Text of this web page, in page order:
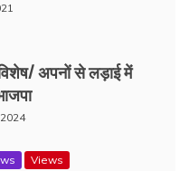
अपनों से लड़ाई में
Views